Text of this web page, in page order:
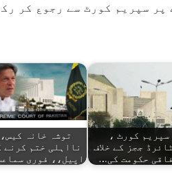
پر سپریم کورٹ سے رجوع کر
سپریم کورٹ ،
ججز کے خلاف
حکومت کی…
توشہ خانہ کیس،
نااہلی ختم کرنے
اپیل،، فوری